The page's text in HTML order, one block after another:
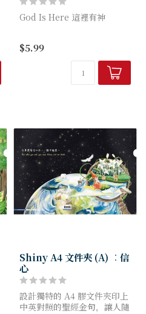
God Is Here 這裡有神
3cm，專為基督徒設計的趣
可作為桌面擺件，也能夾資
料、夾便簽、夾零食。
$5.99
Shiny A4 文件夾 (A) ︰信
心
設計獨特的 A4 膠文件夾印上
中英對照的聖經金句，讓人隨